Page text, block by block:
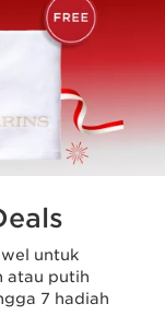
untuk
atau putih
7 hadiah